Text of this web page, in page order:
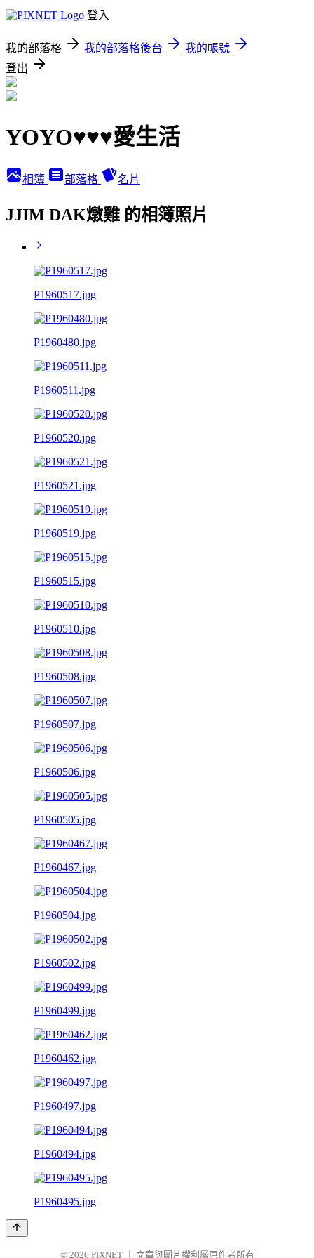
登入
我的部落格 我的部落格後台
我的帳號
登出
YOYO♥♥♥愛生活
相簿 部落格 名片
JJIM DAK燉雞 的相簿照片
P1960517.jpg
P1960480.jpg
P1960511.jpg
P1960520.jpg
P1960521.jpg
P1960519.jpg
P1960515.jpg
P1960510.jpg
P1960508.jpg
P1960507.jpg
P1960506.jpg
P1960505.jpg
P1960467.jpg
P1960504.jpg
P1960502.jpg
P1960499.jpg
P1960462.jpg
P1960497.jpg
P1960494.jpg
P1960495.jpg
© 2026 PIXNET 文章與圖片權利屬原作者所有